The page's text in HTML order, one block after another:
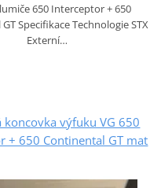
650 Interceptor + 650
Specifikace Technologie STX
Externí…
koncovka výfuku VG 650
+ 650 Continental GT mat